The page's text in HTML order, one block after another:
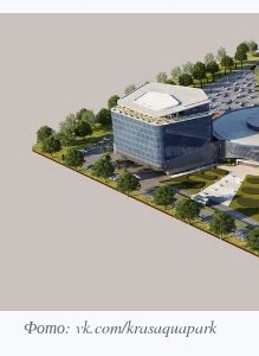
Фото: vk.com/krasaquapark